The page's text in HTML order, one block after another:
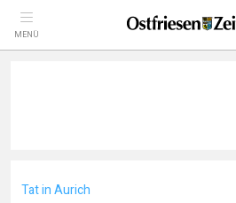
MENÜ
Tat in Aurich